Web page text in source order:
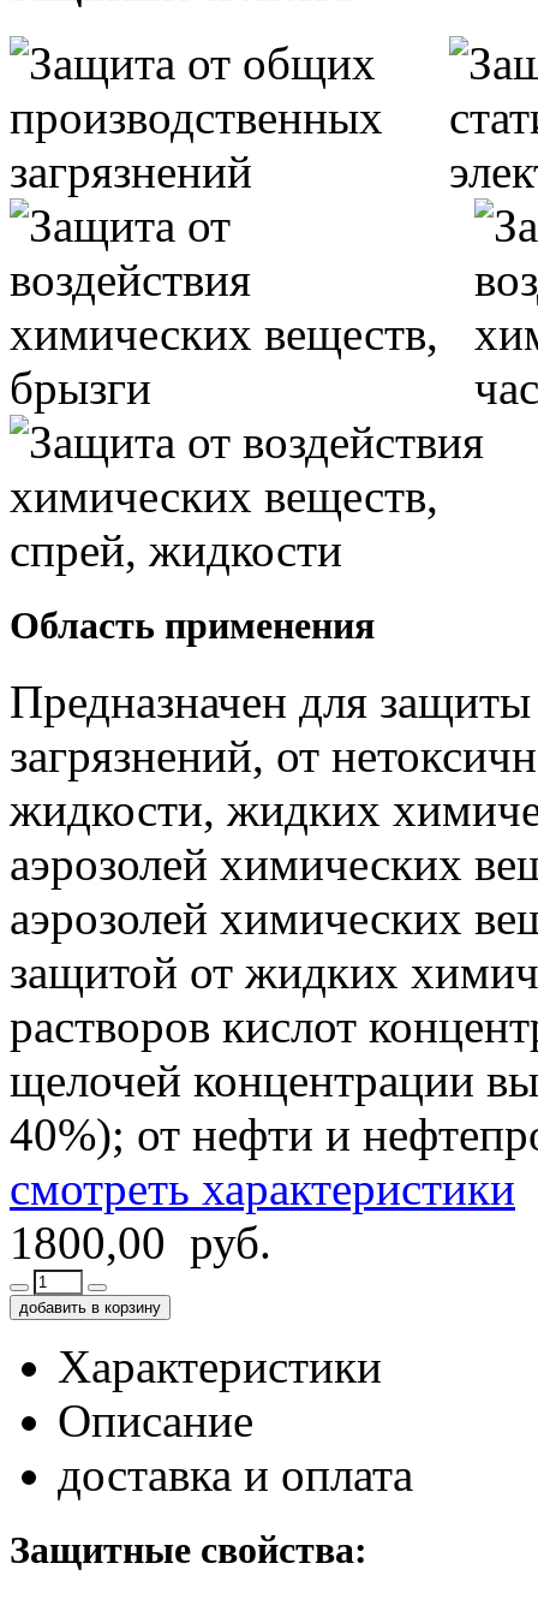
Область применения
Предназначен для
загрязнений, от
жидкости, жидких
аэрозолей химических
аэрозолей химических
защитой от жидких
растворов кислот
щелочей концентрации
40%); от нефти и
смотреть характеристики
1800,00 руб.
добавить в корзину
Характеристики
Описание
доставка и оплата
Защитные свойства: